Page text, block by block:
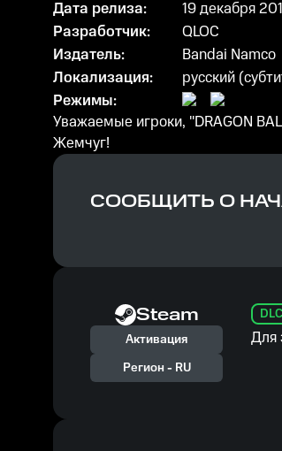
Дата релиза:
19 декабря
Разработчик:
QLOC
Издатель:
Bandai Namco
Локализация:
русский
Режимы:
Уважаемые игроки, "DRAGON
Жемчуг!
СООБЩИТЬ О
Steam
Активация
Регион - RU
DLC
Для